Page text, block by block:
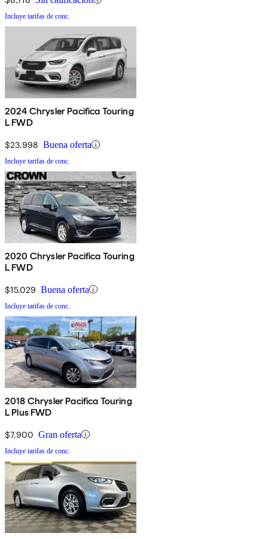
Incluye tarifas de conc.
2024 Chrysler Pacifica Touring
L FWD
$23,998 Buena oferta
Incluye tarifas de conc.
2020 Chrysler Pacifica Touring
L FWD
$15,029 Buena oferta
Incluye tarifas de conc.
2018 Chrysler Pacifica Touring
L Plus FWD
$7,900 Gran oferta
Incluye tarifas de conc.